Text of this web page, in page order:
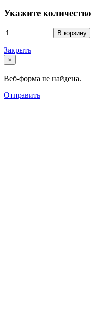
Укажите количество
В корзину
Закрыть
×
Веб-форма не найдена.
Отправить